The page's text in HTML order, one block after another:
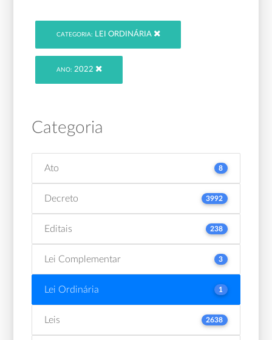
CATEGORIA: LEI ORDINÁRIA
ANO: 2022
Categoria
Ato 8
Decreto 3992
Editais 238
Lei Complementar 3
Lei Ordinária 1
Leis 2638